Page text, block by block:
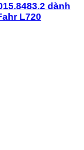
dành
L720